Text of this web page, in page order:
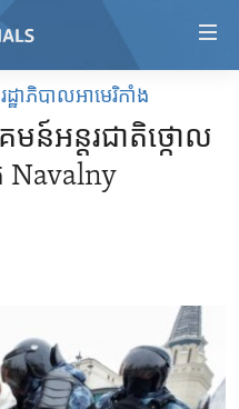
ឋាភិបាលអាមេរិកាំង
ន៍​អន្តរជាតិ​ថ្កោល
Navalny